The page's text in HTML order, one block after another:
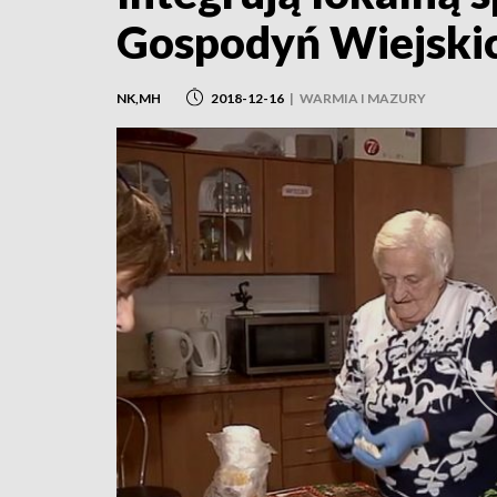
Gospodyń
NK,MH 2018-12-16 | WARMIA I MAZURY